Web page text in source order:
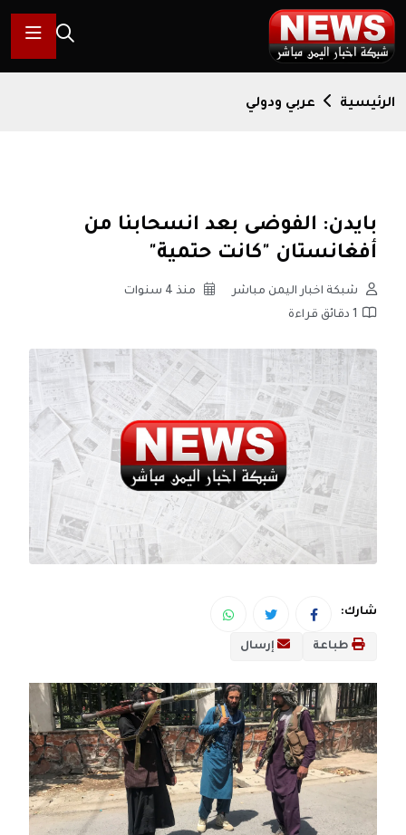
الرئيسية عربي ودولي
بايدن: الفوضى بعد انسحابنا من
أفغانستان "كانت حتمية"
شبكة اخبار اليمن مباشر
منذ 4 سنوات
1 دقائق قراءة
شارك:
طباعة إرسال